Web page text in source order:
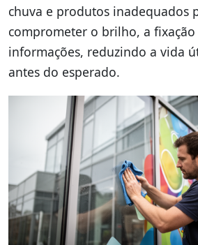
chuva e produtos inadequados
comprometer o brilho, a
informações, reduzindo a vida
antes do esperado.